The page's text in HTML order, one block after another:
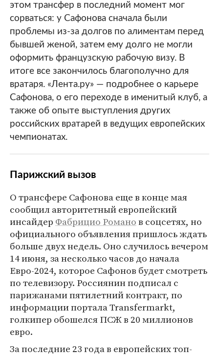
этом трансфер в последний момент мог
сорваться: у Сафонова сначала были
проблемы из-за долгов по алиментам перед
бывшей женой, затем ему долго не могли
оформить французскую рабочую визу. В
итоге все закончилось благополучно для
вратаря. «Лента.ру» — подробнее о карьере
Сафонова, о его переходе в именитый клуб, а
также об опыте выступления других
российских вратарей в ведущих европейских
чемпионатах.
Парижский вызов
О трансфере Сафонова еще в конце мая
сообщил авторитетный европейский
инсайдер Фабрицио Романов соцсетях, но
официального объявления пришлось ждать
больше двух недель. Оно случилось вечером
14 июня, за несколько часов до начала
Евро-2024, которое Сафонов будет смотреть
по телевизору. Россиянин подписал с
парижанами пятилетний контракт, по
информации портала Transfermarkt,
голкипер обошелся ПСЖ в 20 миллионов
евро.
За последние 23 года в европейских топ-